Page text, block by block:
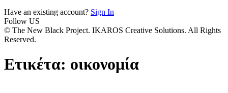
Have an existing account? Sign In
Follow US
© The New Black Project. IKAROS Creative Solutions. All Rights
Reserved.
Ετικέτα: οικονομία